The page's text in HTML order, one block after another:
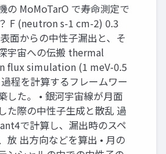
の MoMoTarO で寿命測定で
F (neutron s-1 cm-2) 0.3
面からの中性子漏出と、そ
宇宙への伝搬 thermal
flux simulation (1 meV-0.5
程を計算するフレームワー
した。 • 銀河宇宙線が月面
た際の中性子生成と散乱 過
で計算し、漏出時のスペ
放 出方向などを算出 • 月の